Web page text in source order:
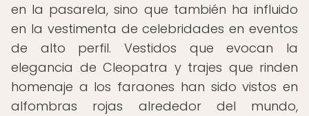
en la pasarela, sino que también ha influido
en la vestimenta de celebridades en eventos
de alto perfil. Vestidos que evocan la
elegancia de Cleopatra y trajes que rinden
homenaje a los faraones han sido vistos en
alfombras rojas alrededor del mundo,